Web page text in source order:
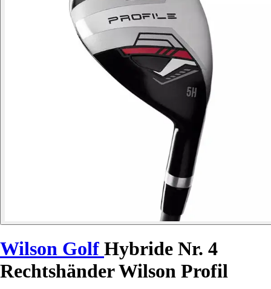
Wilson Golf Hybride Nr. 4
Rechtshänder Wilson Profil